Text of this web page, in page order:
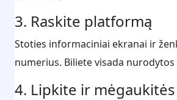
3. Raskite platformą
Stoties informaciniai ekranai ir
numerius. Biliete visada
4. Lipkite ir